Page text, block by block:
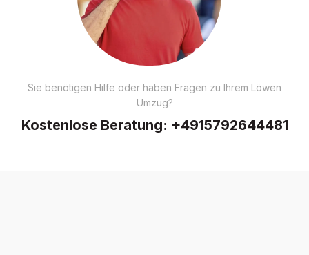
Sie benötigen Hilfe oder haben Fragen zu Ihrem Löwen
Umzug?
Kostenlose Beratung: +4915792644481